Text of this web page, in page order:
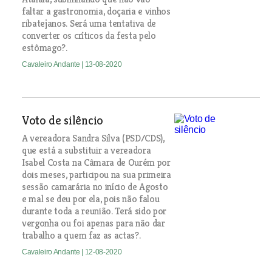
faltar a gastronomia, doçaria e vinhos
ribatejanos. Será uma tentativa de
converter os críticos da festa pelo
estômago?.
Cavaleiro Andante | 13-08-2020
Voto de silêncio
A vereadora Sandra Silva (PSD/CDS),
que está a substituir a vereadora
Isabel Costa na Câmara de Ourém por
dois meses, participou na sua primeira
sessão camarária no início de Agosto
e mal se deu por ela, pois não falou
durante toda a reunião. Terá sido por
vergonha ou foi apenas para não dar
trabalho a quem faz as actas?.
Cavaleiro Andante | 12-08-2020